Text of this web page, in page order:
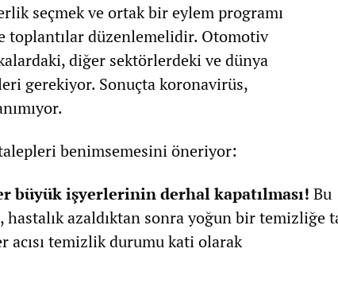
seçmek ve ortak bir eylem programı
toplantılar düzenlemelidir. Otomotiv
diğer sektörlerdeki ve dünya
gerekiyor. Sonuçta koronavirüs,
benimsemesini öneriyor:
büyük işyerlerinin derhal kapatılması! Bu
azaldıktan sonra yoğun bir temizliğe
acısı temizlik durumu kati olarak